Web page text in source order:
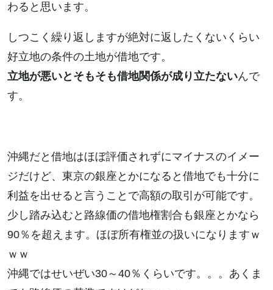
わると思います。
しつこく繰り返しますが絶対に返したくないくらい
好立地の条件の土地が借地です。
立地が悪いとそもそも借地関係が成り立たないんで
す。
沖縄だと借地はほぼ評価されずにマイナスのイメー
ジだけど、東京の銀座とかになると借地でも十分に
利益を出せると言うことで高額の取引が可能です。
少し踏み込むと路線価の借地権割合も銀座とかなら
90％を超えます。ほぼ所有権並の扱いになりますｗ
ｗｗ
沖縄ではせいぜい30～40％くらいです。。。あくま